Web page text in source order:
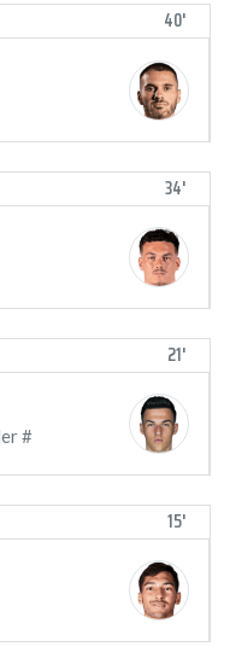
40'
34'
21'
#
15'